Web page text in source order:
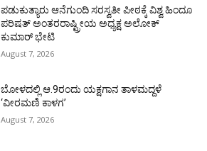
ಪಡುಕುತ್ಯಾರು ಆನೆಗುಂದಿ ಸರಸ್ವತೀ ಪೀಠಕ್ಕೆ ವಿಶ್ವ ಹಿಂದೂ
ಪರಿಷತ್ ಅಂತರರಾಷ್ಟ್ರೀಯ ಅಧ್ಯಕ್ಷ ಅಲೋಕ್
ಕುಮಾರ್ ಭೇಟಿ
August 7, 2026
ಬೋಳದಲ್ಲಿ ಆ.9ರಂದು ಯಕ್ಷಗಾನ ತಾಳಮದ್ದಳೆ
‘ವೀರಮಣಿ ಕಾಳಗ’
August 7, 2026